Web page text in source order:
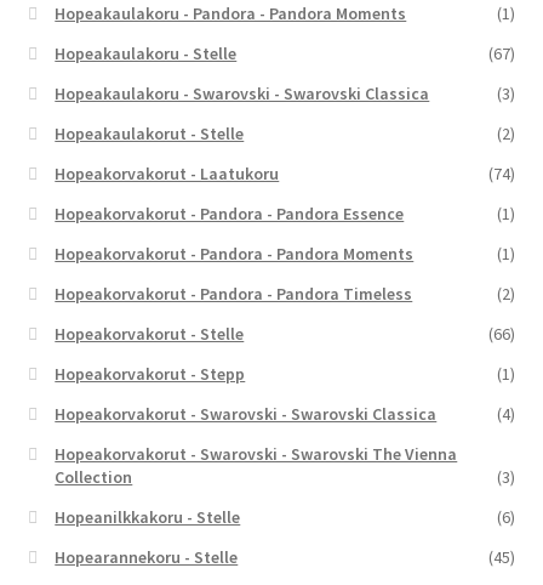
Hopeakaulakoru - Pandora - Pandora Moments
(1)
Hopeakaulakoru - Stelle
(67)
Hopeakaulakoru - Swarovski - Swarovski Classica
(3)
Hopeakaulakorut - Stelle
(2)
Hopeakorvakorut - Laatukoru
(74)
Hopeakorvakorut - Pandora - Pandora Essence
(1)
Hopeakorvakorut - Pandora - Pandora Moments
(1)
Hopeakorvakorut - Pandora - Pandora Timeless
(2)
Hopeakorvakorut - Stelle
(66)
Hopeakorvakorut - Stepp
(1)
Hopeakorvakorut - Swarovski - Swarovski Classica
(4)
Hopeakorvakorut - Swarovski - Swarovski The Vienna
Collection
(3)
Hopeanilkkakoru - Stelle
(6)
Hopearannekoru - Stelle
(45)